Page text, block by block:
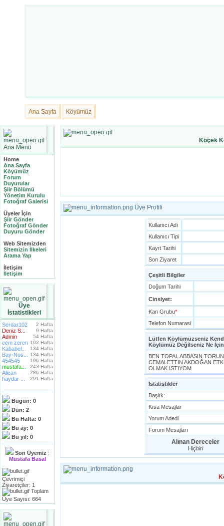
Ana Sayfa Köyümüz
Ana Menü
Home
Ana Sayfa
Köyümüz
Forum
Duyurular
Şiir Bölümü
Yönetim Kurulu
Fotoğraf Galerisi
Üyeler İçin
Şiir Gönder
Fotoğraf Gönder
Duyuru Gönder
Web Sitemizden
Sitemizin İlkeleri
Arama Yap
İletişim
İletişim
Üye
İstatistikleri
Serdar102 2 Hafta
Deniz S... 9 Hafta
Admin 54 Hafta
cem zeren 102 Hafta
Kababel... 134 Hafta
Bay-Nos... 134 Hafta
454545 196 Hafta
mustafa... 243 Hafta
Alican 286 Hafta
haydar ... 291 Hafta
Bugün: 0
Dün: 2
Bu Hafta: 0
Bu ay: 0
Bu yıl: 0
Son Üyemiz :
Mustafa Basal
Çevrimiçi
Ziyaretçiler: 1
Toplam
Üye Sayısı: 664
Köçek
Üye Profili
Kullanıcı Adı
Kullanıcı Tipi
Kayıt Tarihi
Son Ziyaret
Çeşitli Bilgiler
Doğum Tarihi
Cinsiyet:
Kan Grubu*
Telefon Numarasi
Lütfen Köylümüzseniz
Köylümüz Değilseniz Ne
BEN TOPAL ABBASIN
CEMALETTIN AKDOĞAN
OLMAK ISTIYOM
İstatistikler
Başlık:
Kısa Mesajlar
Yorum Adedi
Forum Mesajları
Alınan Dereceler
Hiçbiri